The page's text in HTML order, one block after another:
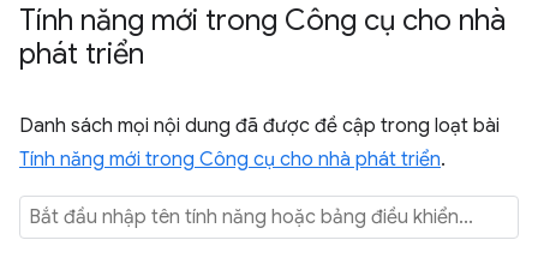
Tính năng mới trong Công cụ cho nhà
phát triển
Danh sách mọi nội dung đã được đề cập trong loạt bài
Tính năng mới trong Công cụ cho nhà phát triển.